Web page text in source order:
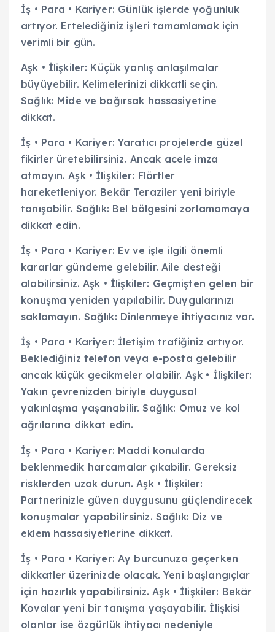
İş • Para • Kariyer: Günlük işlerde yoğunluk
artıyor. Ertelediğiniz işleri tamamlamak için
verimli bir gün.
Aşk • İlişkiler: Küçük yanlış anlaşılmalar
büyüyebilir. Kelimelerinizi dikkatli seçin.
Sağlık: Mide ve bağırsak hassasiyetine
dikkat.
İş • Para • Kariyer: Yaratıcı projelerde güzel
fikirler üretebilirsiniz. Ancak acele imza
atmayın. Aşk • İlişkiler: Flörtler
hareketleniyor. Bekâr Teraziler yeni biriyle
tanışabilir. Sağlık: Bel bölgesini zorlamamaya
dikkat edin.
İş • Para • Kariyer: Ev ve işle ilgili önemli
kararlar gündeme gelebilir. Aile desteği
alabilirsiniz. Aşk • İlişkiler: Geçmişten gelen bir
konuşma yeniden yapılabilir. Duygularınızı
saklamayın. Sağlık: Dinlenmeye ihtiyacınız var.
İş • Para • Kariyer: İletişim trafiğiniz artıyor.
Beklediğiniz telefon veya e-posta gelebilir
ancak küçük gecikmeler olabilir. Aşk • İlişkiler:
Yakın çevrenizden biriyle duygusal
yakınlaşma yaşanabilir. Sağlık: Omuz ve kol
ağrılarına dikkat edin.
İş • Para • Kariyer: Maddi konularda
beklenmedik harcamalar çıkabilir. Gereksiz
risklerden uzak durun. Aşk • İlişkiler:
Partnerinizle güven duygusunu güçlendirecek
konuşmalar yapabilirsiniz. Sağlık: Diz ve
eklem hassasiyetlerine dikkat.
İş • Para • Kariyer: Ay burcunuza geçerken
dikkatler üzerinizde olacak. Yeni başlangıçlar
için hazırlık yapabilirsiniz. Aşk • İlişkiler: Bekâr
Kovalar yeni bir tanışma yaşayabilir. İlişkisi
olanlar ise özgürlük ihtiyacı nedeniyle